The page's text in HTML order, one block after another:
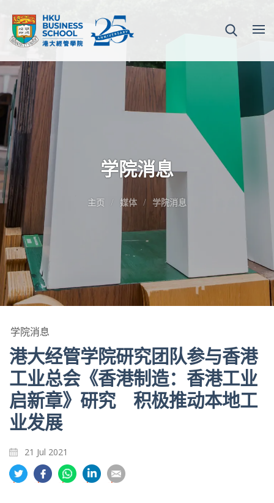
学院消息
主页 媒体 学院消息
学院消息
港大经管学院研究团队参与香港
工业总会《香港制造：香港工业
启新章》研究 积极推动本地工
业发展
21 Jul 2021
分
享
分
享
分
享
享
享